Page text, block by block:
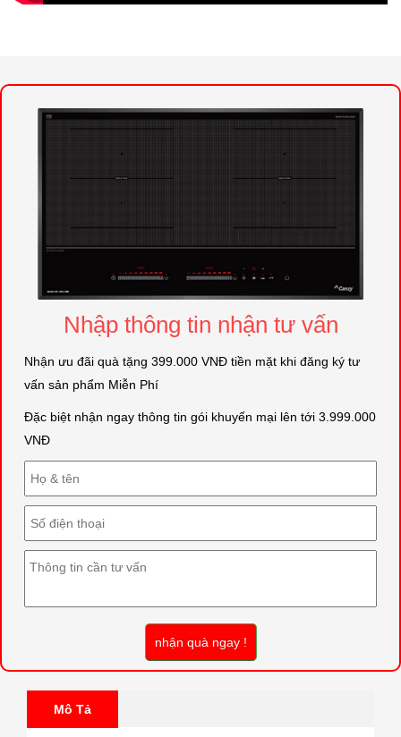
Nhập thông tin nhận tư vấn
Nhận ưu đãi quà tặng 399.000 VNĐ tiền mặt khi đăng ký tư
vấn sản phẩm Miễn Phí
Đặc biệt nhận ngay thông tin gói khuyến mại lên tới 3.999.000
VNĐ
nhận quà ngay !
Mô Tả